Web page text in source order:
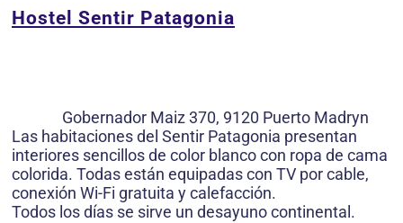
Hostel Sentir Patagonia
Gobernador Maiz 370, 9120 Puerto Madryn
Las habitaciones del Sentir Patagonia presentan
interiores sencillos de color blanco con ropa de cama
colorida. Todas están equipadas con TV por cable,
conexión Wi-Fi gratuita y calefacción.
Todos los días se sirve un desayuno continental.